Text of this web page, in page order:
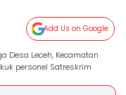
Add Us on Google
Desa Leceh, Kecamatan
personel Satreskrim